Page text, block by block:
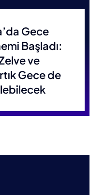
Gece
Başladı:
ve
Gece de